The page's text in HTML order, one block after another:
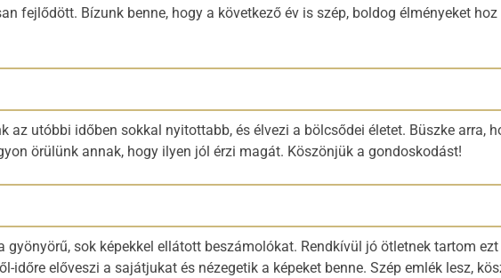
fejlődött. Bízunk benne, hogy a következő év is szép, boldog élményeket
az utóbbi időben sokkal nyitottabb, és élvezi a bölcsődei életet. Büszke arra,
örülünk annak, hogy ilyen jól érzi magát. Köszönjük a gondoskodást!
gyönyörű, sok képekkel ellátott beszámolókat. Rendkívül jó ötletnek tartom
időre előveszi a sajátjukat és nézegetik a képeket benne. Szép emlék lesz,